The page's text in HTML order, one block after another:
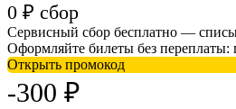
0 ₽ сбор
Сервисный сбор бесплатно —
Оформляйте билеты без переплаты:
Открыть промокод
-300 ₽